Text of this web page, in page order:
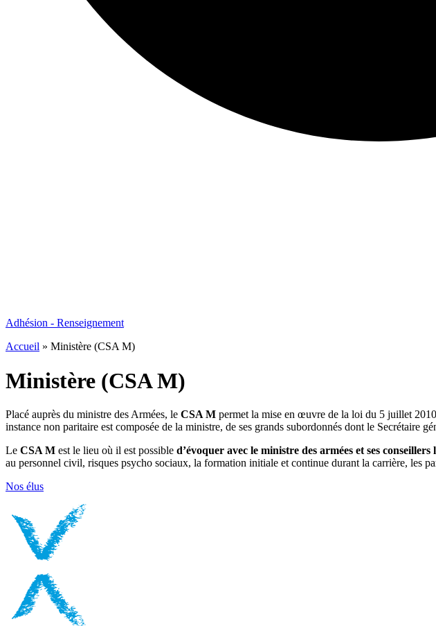
Adhésion - Renseignement
Accueil » Ministère (CSA M)
Ministère (CSA M)
Placé auprès du ministre des Armées, le CSA M permet la mise en œuvre de la loi du 5 juillet
instance non paritaire est composée de la ministre, de ses grands subordonnés dont le Secrétaire
Le CSA M est le lieu où il est possible d’évoquer avec le ministre des armées et ses
au personnel civil, risques psycho sociaux, la formation initiale et continue durant la carrière, les
Nos élus